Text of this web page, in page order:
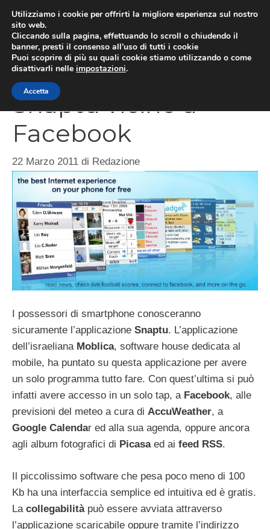
contenuto
Snaptu vicino a
Facebook
22 Marzo 2011 di Redazione
I possessori di smartphone conosceranno
sicuramente l’applicazione Snaptu. L’applicazione
dell’israeliana Moblica, software house dedicata al
mobile, ha puntato su questa applicazione per avere
un solo programma tutto fare. Con quest’ultima si può
infatti avere accesso in un solo tap, a Facebook, alle
previsioni del meteo a cura di AccuWeather, a
Google Calendar ed alla sua agenda, oppure ancora
agli album fotografici di Picasa ed ai feed RSS.
Il piccolissimo software che pesa poco meno di 100
Kb ha una interfaccia semplice ed intuitiva ed è gratis.
La collegabilità può essere avviata attraverso
l’applicazione scaricabile oppure tramite l’indirizzo
Utilizziamo i cookie per offrirti la migliore esperienza sul nostro
sito web.
Cliccando sulla pagina, effettuando lo scroll o chiudendo il
banner, presti il consenso all’uso di tutti i cookie
Puoi scoprire di più su quali cookie stiamo utilizzando o come
disattivarli nelle impostazioni.
Accetta